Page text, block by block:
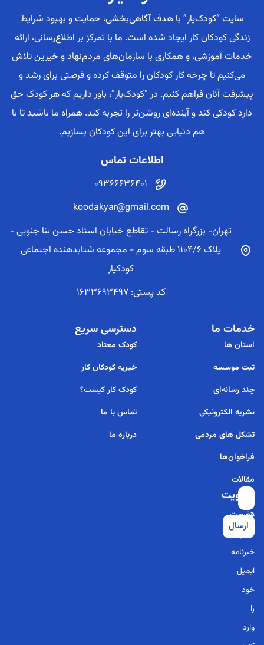
سایت “کودک‌یار” با هدف آگاهی‌بخشی، حمایت و بهبود شرایط
زندگی کودکان کار ایجاد شده است. ما با تمرکز بر اطلاع‌رسانی، ارائه
خدمات آموزشی، و همکاری با سازمان‌های مردم‌نهاد و خیرین تلاش
می‌کنیم تا چرخه کار کودکان را متوقف کرده و فرصتی برای رشد و
پیشرفت آنان فراهم کنیم. در “کودک‌یار”، باور داریم که هر کودک حق
دارد کودکی کند و آینده‌ای روشن‌تر را تجربه کند. همراه ما باشید تا با
هم دنیایی بهتر برای این کودکان بسازیم.
اطلاعات تماس
09366636401
koodakyar@gmail.com
تهران- بزرگراه رسالت - تقاطع خیابان استاد حسن بنا جنوبی -
پلاک 1104/6 طبقه سوم - مجموعه شتابدهنده اجتماعی
کودکیار
کد پستی: 1633693497
خدمات ما
استان ها
ثبت موسسه
چند رسانه‌ای
نشریه الکترونیکی
تشکل های مردمی
فراخوان‌ها
مقالات
دسترسی سریع
کودک معتاد
خیریه کودکان کار
کودک کار کیست؟
تماس با ما
درباره ما
عضویت
در
خبرنامه
برای
عضویت
در
خبرنامه
ایمیل
خود
را
وارد
ارسال